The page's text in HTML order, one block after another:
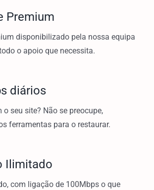
Premium
disponibilizado pela nossa equipa
o apoio que necessita.
diários
o seu site? Não se preocupe,
ferramentas para o restaurar.
Ilimitado
com ligação de 100Mbps o que